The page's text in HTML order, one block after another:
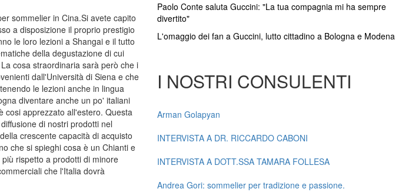
sommelier in Cina.Si avete capito
a disposizione il proprio prestigio
le loro lezioni a Shangai e il tutto
della degustazione di cui
La cosa straordinaria sarà però che i
dall'Università di Siena e che
le lezioni anche in lingua
diventare anche un po' italiani
cosi apprezzato all'estero. Questa
di nostri prodotti nel
crescente capacità di acquisto
che si spieghi cosa è un Chianti e
rispetto a prodotti di minore
che l'Italia dovrà
Paolo Conte saluta Guccini: "La tua compagnia mi ha sempre
divertito"
L'omaggio dei fan a Guccini, lutto cittadino a Bologna e Modena
I NOSTRI CONSULENTI
Arman Golapyan
INTERVISTA A DR. RICCARDO CABONI
INTERVISTA A DOTT.SSA TAMARA FOLLESA
Andrea Gori: sommelier per tradizione e passione.